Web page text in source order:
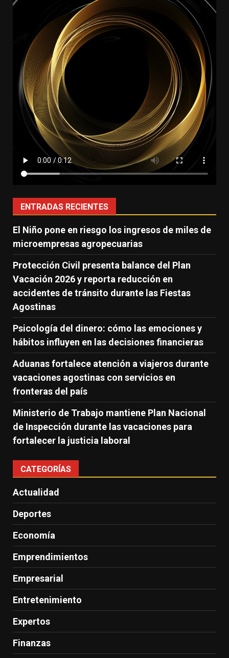
ENTRADAS RECIENTES
El Niño pone en riesgo los ingresos de miles de
microempresas agropecuarias
Protección Civil presenta balance del Plan
Vacación 2026 y reporta reducción en
accidentes de tránsito durante las Fiestas
Agostinas
Psicología del dinero: cómo las emociones y
hábitos influyen en las decisiones financieras
Aduanas fortalece atención a viajeros durante
vacaciones agostinas con servicios en
fronteras del país
Ministerio de Trabajo mantiene Plan Nacional
de Inspección durante las vacaciones para
fortalecer la justicia laboral
CATEGORÍAS
Actualidad
Deportes
Economía
Emprendimientos
Empresarial
Entretenimiento
Expertos
Finanzas